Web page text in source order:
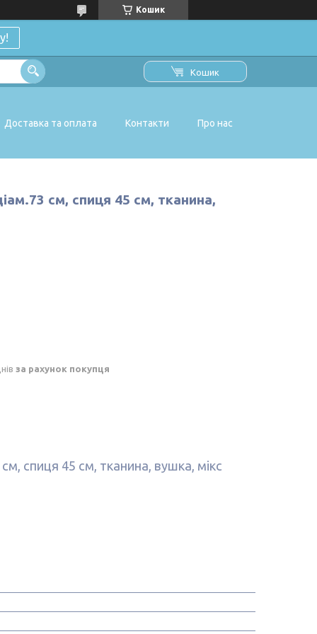
Кошик
Кошик
Доставка та оплата Контакти Про нас
см, спиця 45 см, тканина,
за рахунок покупця
спиця 45 см, тканина, вушка, мікс